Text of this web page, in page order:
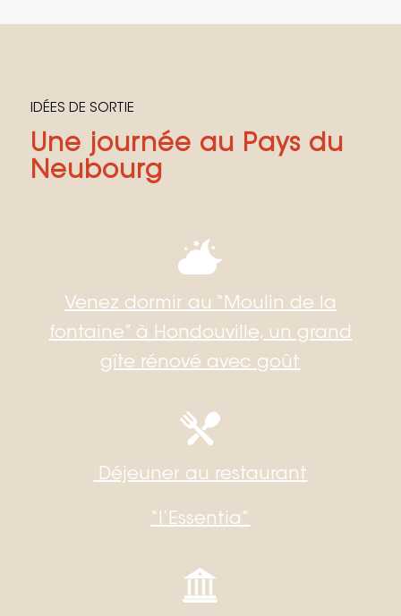
IDÉES DE SORTIE
Une journée au Pays du
Neubourg
Venez dormir au “Moulin de la
fontaine” à Hondouville, un grand
gîte rénové avec goût
Déjeuner au restaurant
“l’Essentia”